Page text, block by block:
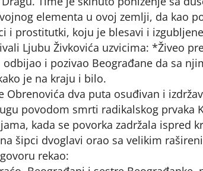
elementa u ovoj zemlji, da kao
i prostitutki, koju je blesavi i
Ljubu Živkovića uzvicima: *Živeo
i pozivao Beograđane da sa
je na kraju i bilo.
Obrenovića dva puta osuđivan i
povodom smrti radikalskog prvaka
kada se povorka zadržala ispred
šipci dvoglavi orao sa velikim
rekao: